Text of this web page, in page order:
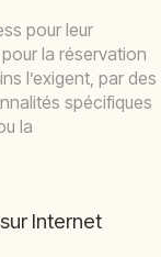
pour leur
la réservation
l’exigent, par des
spécifiques
la
Internet